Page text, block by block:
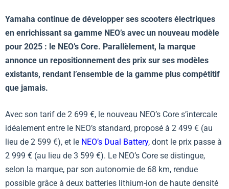
Yamaha continue de développer ses scooters électriques
en enrichissant sa gamme NEO’s avec un nouveau modèle
pour 2025 : le NEO’s Core. Parallèlement, la marque
annonce un repositionnement des prix sur ses modèles
existants, rendant l’ensemble de la gamme plus compétitif
que jamais.
Avec son tarif de 2 699 €, le nouveau NEO’s Core s’intercale
idéalement entre le NEO’s standard, proposé à 2 499 € (au
lieu de 2 599 €), et le NEO’s Dual Battery, dont le prix passe à
2 999 € (au lieu de 3 599 €). Le NEO’s Core se distingue,
selon la marque, par son autonomie de 68 km, rendue
possible grâce à deux batteries lithium-ion de haute densité